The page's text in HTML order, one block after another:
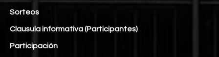
Sorteos
Clausula informativa (Participantes)
Participación